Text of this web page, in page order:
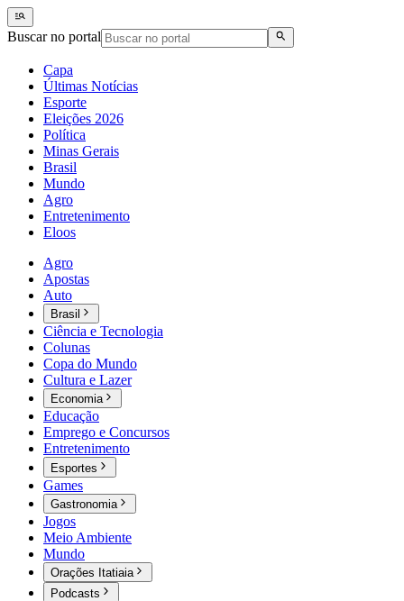
Buscar no portal
Capa
Últimas Notícias
Esporte
Eleições 2026
Política
Minas Gerais
Brasil
Mundo
Agro
Entretenimento
Eloos
Agro
Apostas
Auto
Brasil
Ciência e Tecnologia
Colunas
Copa do Mundo
Cultura e Lazer
Economia
Educação
Emprego e Concursos
Entretenimento
Esportes
Games
Gastronomia
Jogos
Meio Ambiente
Mundo
Orações Itatiaia
Podcasts